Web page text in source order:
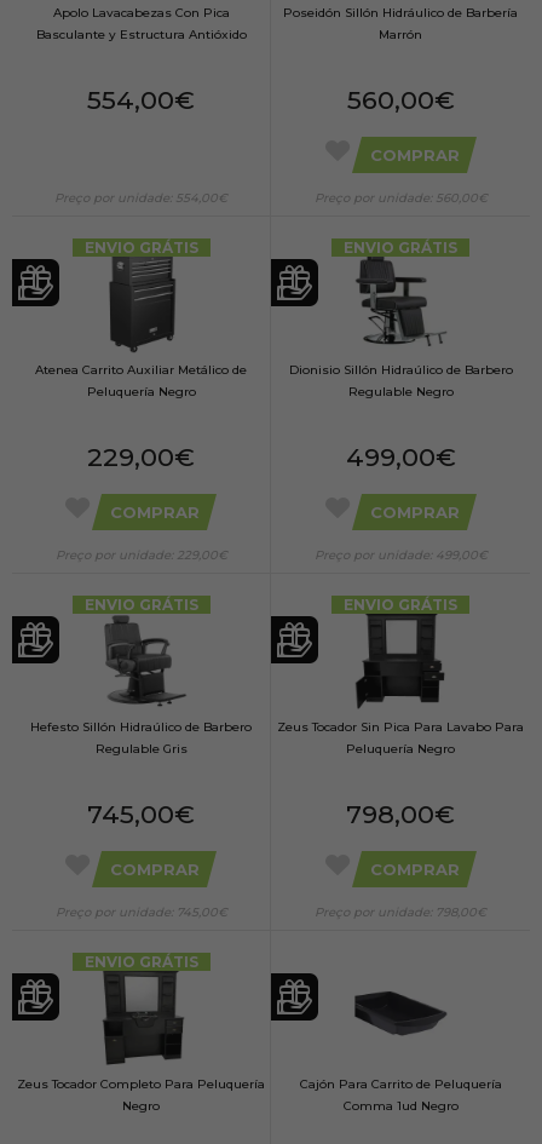
Apolo Lavacabezas Con Pica
Basculante y Estructura Antióxido
554,00€
Preço por unidade: 554,00€
Poseidón Sillón Hidráulico de Barbería
Marrón
560,00€
COMPRAR
Preço por unidade: 560,00€
ENVIO GRÁTIS
Atenea Carrito Auxiliar Metálico de
Peluquería Negro
229,00€
COMPRAR
Preço por unidade: 229,00€
ENVIO GRÁTIS
Dionisio Sillón Hidraúlico de Barbero
Regulable Negro
499,00€
COMPRAR
Preço por unidade: 499,00€
ENVIO GRÁTIS
Hefesto Sillón Hidraúlico de Barbero
Regulable Gris
745,00€
COMPRAR
Preço por unidade: 745,00€
ENVIO GRÁTIS
Zeus Tocador Sin Pica Para Lavabo Para
Peluquería Negro
798,00€
COMPRAR
Preço por unidade: 798,00€
ENVIO GRÁTIS
Zeus Tocador Completo Para Peluquería
Negro
Cajón Para Carrito de Peluquería
Comma 1ud Negro